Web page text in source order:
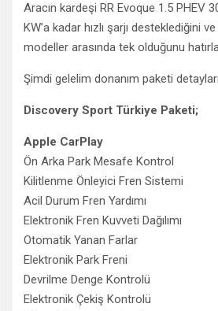
Aracın kardeşi RR Evoque 1.5 PHEV
KW’a kadar hızlı şarjı desteklediğini
modeller arasında tek olduğunu
Şimdi gelelim donanım paketi
Discovery Sport Türkiye Paketi;
Apple CarPlay
Ön Arka Park Mesafe Kontrol
Kilitlenme Önleyici Fren Sistemi
Acil Durum Fren Yardımı
Elektronik Fren Kuvveti Dağılımı
Otomatik Yanan Farlar
Elektronik Park Freni
Devrilme Denge Kontrolü
Elektronik Çekiş Kontrolü